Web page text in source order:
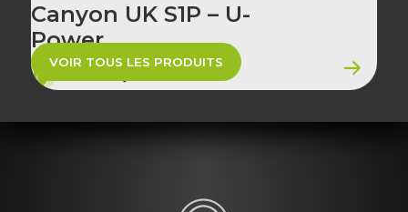
Canyon UK S1P – U-
Power
VOIR TOUS LES PRODUITS